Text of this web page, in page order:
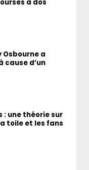
à dos
Osbourne a
cause d’un
: une théorie sur
toile et les fans